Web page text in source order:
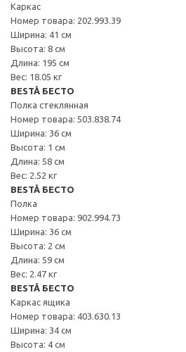
Каркас
Номер товара: 202.993.39
Ширина: 41 см
Высота: 8 см
Длина: 195 см
Вес: 18.05 кг
BESTÅ БЕСТО
Полка стеклянная
Номер товара: 503.838.74
Ширина: 36 см
Высота: 1 см
Длина: 58 см
Вес: 2.52 кг
BESTÅ БЕСТО
Полка
Номер товара: 902.994.73
Ширина: 36 см
Высота: 2 см
Длина: 59 см
Вес: 2.47 кг
BESTÅ БЕСТО
Каркас ящика
Номер товара: 403.630.13
Ширина: 34 см
Высота: 4 см